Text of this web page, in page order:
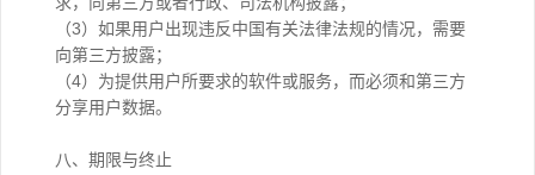
（3）如果用户出现违反中国有关法律法规的情况，需要
向第三方披露；
（4）为提供用户所要求的软件或服务，而必须和第三方
分享用户数据。
八、期限与终止